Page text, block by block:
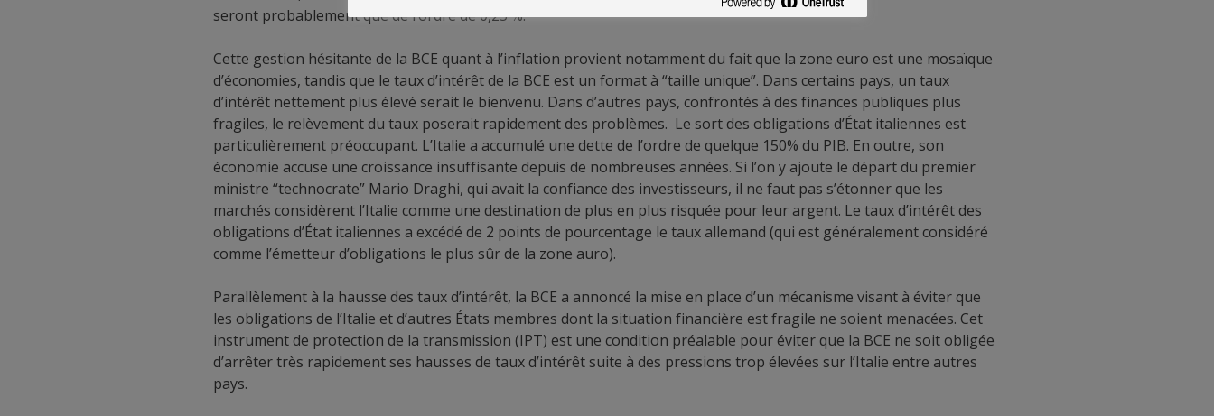
seront probablement que de l’ordre de 0,25 %.
Cette gestion hésitante de la BCE quant à l’inflation provient notamment du fait que la zone euro est une mosaïque
d’économies, tandis que le taux d’intérêt de la BCE est un format à “taille unique”. Dans certains pays, un taux
d’intérêt nettement plus élevé serait le bienvenu. Dans d’autres pays, confrontés à des finances publiques plus
fragiles, le relèvement du taux poserait rapidement des problèmes. Le sort des obligations d’État italiennes est
particulièrement préoccupant. L’Italie a accumulé une dette de l’ordre de quelque 150% du PIB. En outre, son
économie accuse une croissance insuffisante depuis de nombreuses années. Si l’on y ajoute le départ du premier
ministre “technocrate” Mario Draghi, qui avait la confiance des investisseurs, il ne faut pas s’étonner que les
marchés considèrent l’Italie comme une destination de plus en plus risquée pour leur argent. Le taux d’intérêt des
obligations d’État italiennes a excédé de 2 points de pourcentage le taux allemand (qui est généralement considéré
comme l’émetteur d’obligations le plus sûr de la zone auro).
Parallèlement à la hausse des taux d’intérêt, la BCE a annoncé la mise en place d’un mécanisme visant à éviter que
les obligations de l’Italie et d’autres États membres dont la situation financière est fragile ne soient menacées. Cet
instrument de protection de la transmission (IPT) est une condition préalable pour éviter que la BCE ne soit obligée
d’arrêter très rapidement ses hausses de taux d’intérêt suite à des pressions trop élevées sur l’Italie entre autres
pays.